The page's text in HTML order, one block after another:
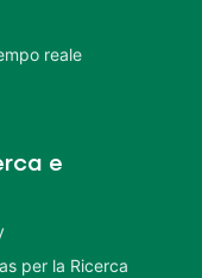
reale
e
per la Ricerca